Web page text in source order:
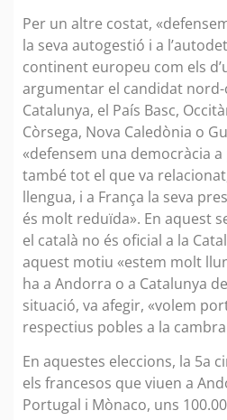
Per un altre costat,
la seva autogestió i a
continent europeu com els
argumentar el candidat
Catalunya, el País Basc,
Còrsega, Nova Caledònia o
«defensem una democràcia
també tot el que va
llengua, i a França la seva
és molt reduïda». En aquest
el català no és oficial a la
aquest motiu «estem molt
ha a Andorra o a Catalunya
situació, va afegir, «volem
respectius pobles a la
En aquestes eleccions, la 5a
els francesos que viuen a
Portugal i Mònaco, uns